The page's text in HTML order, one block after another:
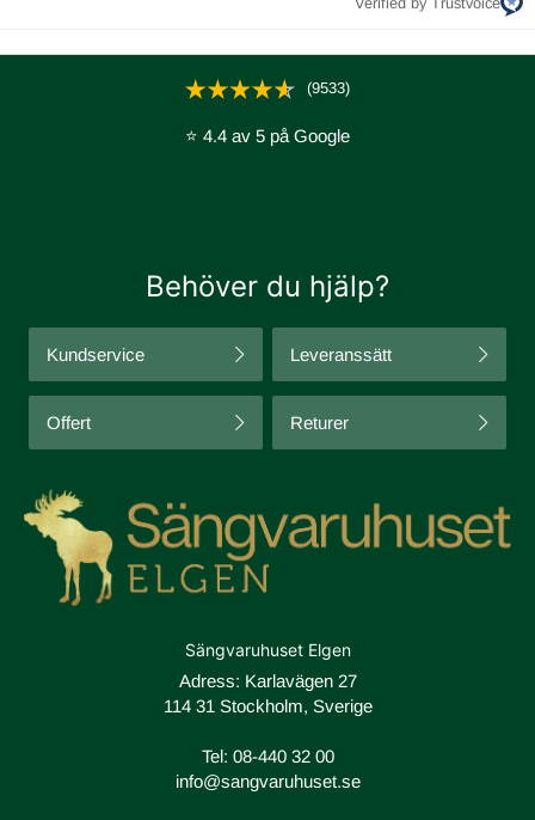
(9533)
⭐ 4.4 av 5 på Google
Behöver du hjälp?
Kundservice Leveranssätt
Offert Returer
Sängvaruhuset Elgen
Adress: Karlavägen 27
114 31 Stockholm, Sverige
Tel: 08-440 32 00
info@sangvaruhuset.se